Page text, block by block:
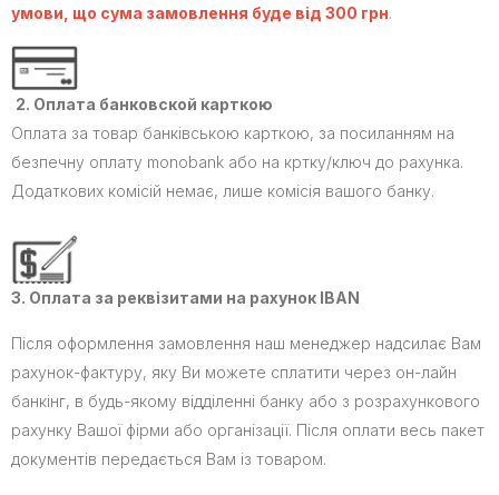
умови, що сума замовлення буде від 300 грн.
2. Оплата банковской карткою
Оплата за товар банківською карткою, за посиланням на
безпечну оплату monobank або на кртку/ключ до рахунка.
Додаткових комісій немає, лише комісія вашого банку.
3. Оплата за реквізитами на рахунок IBAN
Після оформлення замовлення наш менеджер надсилає Вам
рахунок-фактуру, яку Ви можете сплатити через он-лайн
банкінг, в будь-якому відділенні банку або з розрахункового
рахунку Вашої фірми або організації. Після оплати весь пакет
документів передається Вам із товаром.